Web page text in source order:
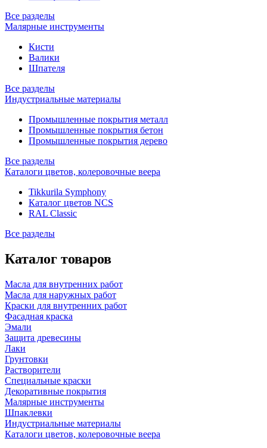
Все разделы
Малярные инструменты
Кисти
Валики
Шпателя
Все разделы
Индустриальные материалы
Промышленные покрытия металл
Промышленные покрытия бетон
Промышленные покрытия дерево
Все разделы
Каталоги цветов, колеровочные веера
Tikkurila Symphony
Каталог цветов NCS
RAL Classic
Все разделы
Каталог товаров
Масла для внутренних работ
Масла для наружных работ
Краски для внутренних работ
Фасадная краска
Эмали
Защита древесины
Лаки
Грунтовки
Растворители
Специальные краски
Декоративные покрытия
Малярные инструменты
Шпаклевки
Индустриальные материалы
Каталоги цветов, колеровочные веера